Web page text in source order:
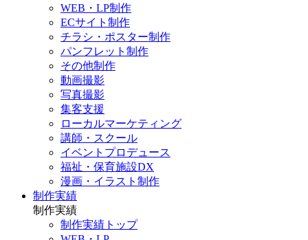
WEB・LP制作
ECサイト制作
チラシ・ポスター制作
パンフレット制作
その他制作
動画撮影
写真撮影
集客支援
ローカルマーケティング
講師・スクール
イベントプロデュース
福祉・保育施設DX
漫画・イラスト制作
制作実績
制作実績
制作実績トップ